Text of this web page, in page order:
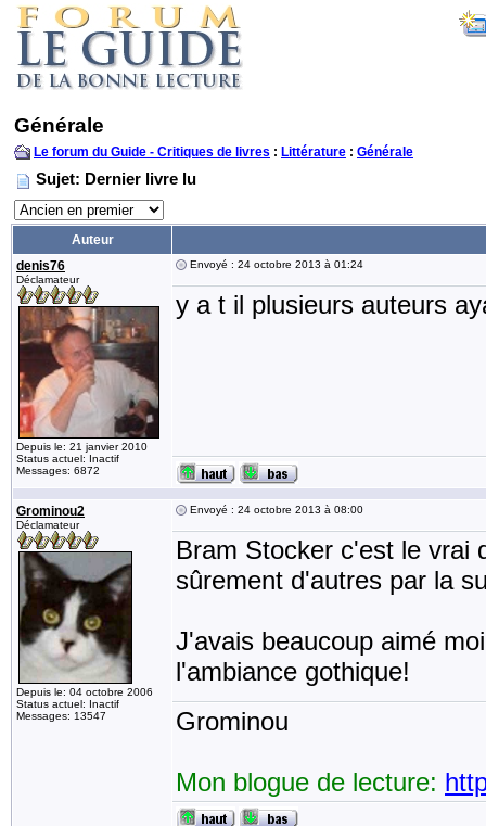
Générale
Le forum du Guide - Critiques de livres : Littérature : Générale
Sujet: Dernier livre lu
Auteur
denis76
Déclamateur
Depuis le: 21 janvier 2010
Status actuel: Inactif
Messages: 6872
Envoyé : 24 octobre 2013 à 01:24
y a t il plusieurs auteurs
Grominou2
Déclamateur
Depuis le: 04 octobre 2006
Status actuel: Inactif
Messages: 13547
Envoyé : 24 octobre 2013 à 08:00
Bram Stocker c'est le vrai
sûrement d'autres par la
J'avais beaucoup aimé
l'ambiance gothique!
Grominou
Mon blogue de lecture: